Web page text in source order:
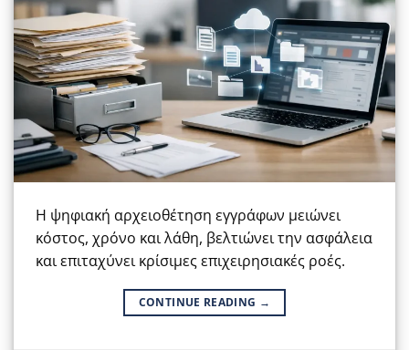
Η ψηφιακή αρχειοθέτηση εγγράφων μειώνει
κόστος, χρόνο και λάθη, βελτιώνει την ασφάλεια
και επιταχύνει κρίσιμες επιχειρησιακές ροές.
CONTINUE READING →